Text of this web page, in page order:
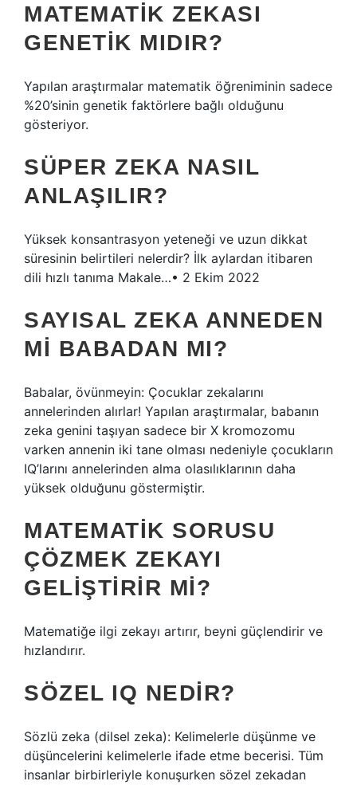
MATEMATIK ZEKASI
GENETIK MIDIR?
Yapılan araştırmalar matematik öğreniminin sadece
%20’sinin genetik faktörlere bağlı olduğunu
gösteriyor.
SÜPER ZEKA NASIL
ANLAŞILIR?
Yüksek konsantrasyon yeteneği ve uzun dikkat
süresinin belirtileri nelerdir? İlk aylardan itibaren
dili hızlı tanıma Makale…• 2 Ekim 2022
SAYISAL ZEKA ANNEDEN
MI BABADAN MI?
Babalar, övünmeyin: Çocuklar zekalarını
annelerinden alırlar! Yapılan araştırmalar, babanın
zeka genini taşıyan sadece bir X kromozomu
varken annenin iki tane olması nedeniyle çocukların
IQ’larını annelerinden alma olasılıklarının daha
yüksek olduğunu göstermiştir.
MATEMATIK SORUSU
ÇÖZMEK ZEKAYI
GELIŞTIRIR MI?
Matematiğe ilgi zekayı artırır, beyni güçlendirir ve
hızlandırır.
SÖZEL IQ NEDIR?
Sözlü zeka (dilsel zeka): Kelimelerle düşünme ve
düşüncelerini kelimelerle ifade etme becerisi. Tüm
insanlar birbirleriyle konuşurken sözel zekadan